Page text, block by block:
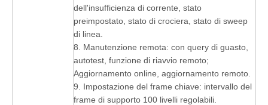
dell'insufficienza di corrente, stato
preimpostato, stato di crociera, stato di sweep
di linea.
8. Manutenzione remota: con query di guasto,
autotest, funzione di riavvio remoto;
Aggiornamento online, aggiornamento remoto.
9. Impostazione del frame chiave: intervallo del
frame di supporto 100 livelli regolabili.